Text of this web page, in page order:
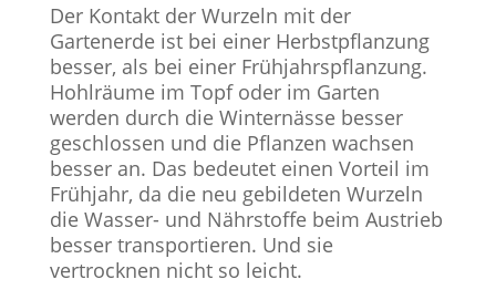
Der Kontakt der Wurzeln mit der
Gartenerde ist bei einer Herbstpflanzung
besser, als bei einer Frühjahrspflanzung.
Hohlräume im Topf oder im Garten
werden durch die Winternässe besser
geschlossen und die Pflanzen wachsen
besser an. Das bedeutet einen Vorteil im
Frühjahr, da die neu gebildeten Wurzeln
die Wasser- und Nährstoffe beim Austrieb
besser transportieren. Und sie
vertrocknen nicht so leicht.